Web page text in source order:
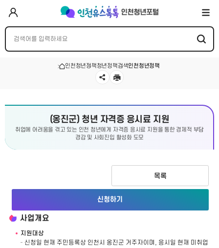
인천청년정책청년정책검색인천청년정책
(옹진군) 청년 자격증 응시료 지원
취업에 어려움을 겪고 있는 인천 청년에게 자격증 응시료 지원을 통한 경제적 부담
경감 및 사회진입 활성화 도모
목록
신청하기
사업개요
지원대상
신청일 현재 주민등록상 인천시 옹진군 거주자이며, 응시일 현재 미취업